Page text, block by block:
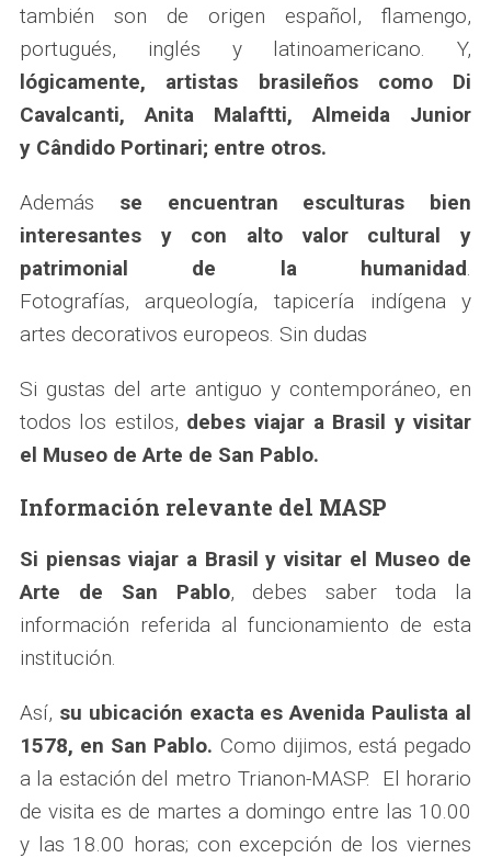
también son de origen español, flamengo,
portugués, inglés y latinoamericano. Y,
lógicamente, artistas brasileños como Di
Cavalcanti, Anita Malaftti, Almeida Junior
y Cândido Portinari; entre otros.
Además se encuentran esculturas bien
interesantes y con alto valor cultural y
patrimonial de la humanidad.
Fotografías, arqueología, tapicería indígena y
artes decorativos europeos. Sin dudas
Si gustas del arte antiguo y contemporáneo, en
todos los estilos, debes viajar a Brasil y visitar
el Museo de Arte de San Pablo.
Información relevante del MASP
Si piensas viajar a Brasil y visitar el Museo de
Arte de San Pablo, debes saber toda la
información referida al funcionamiento de esta
institución.
Así, su ubicación exacta es Avenida Paulista al
1578, en San Pablo. Como dijimos, está pegado
a la estación del metro Trianon-MASP. El horario
de visita es de martes a domingo entre las 10.00
y las 18.00 horas; con excepción de los viernes